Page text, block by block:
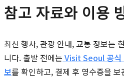
참고 자료와 이용
최신 행사, 관광 안내, 교통 정보는
니다. 출발 전에는 Visit Seoul 공식
보를 확인하고, 결제 후 영수증을